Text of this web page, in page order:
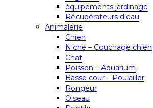
équipements jardinage
Récupérateurs d’eau
Animalerie
Chien
Niche – Couchage chien
Chat
Poisson – Aquarium
Basse cour – Poulailler
Rongeur
Oiseau